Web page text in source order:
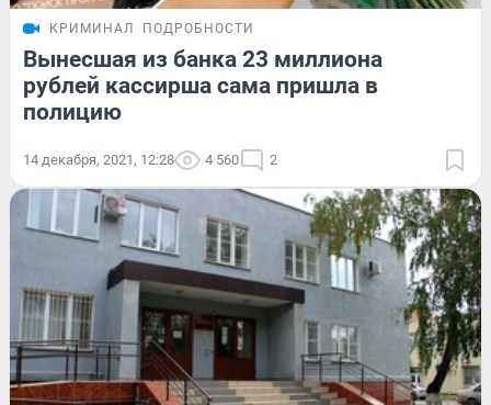
КРИМИНАЛ ПОДРОБНОСТИ
Вынесшая из банка 23 миллиона
рублей кассирша сама пришла в
полицию
14 декабря, 2021, 12:28 4 560 2